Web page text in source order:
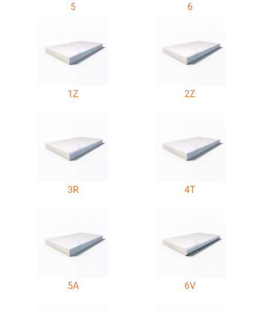
5 6
1Z 2Z
3R 4T
5A 6V